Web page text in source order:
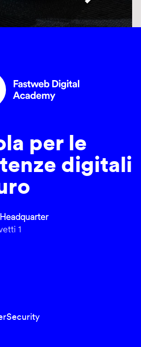
per le
digitali
1